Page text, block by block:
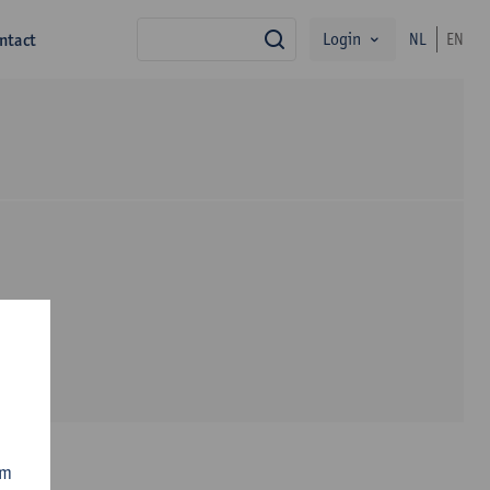
zoekLogin NL EN